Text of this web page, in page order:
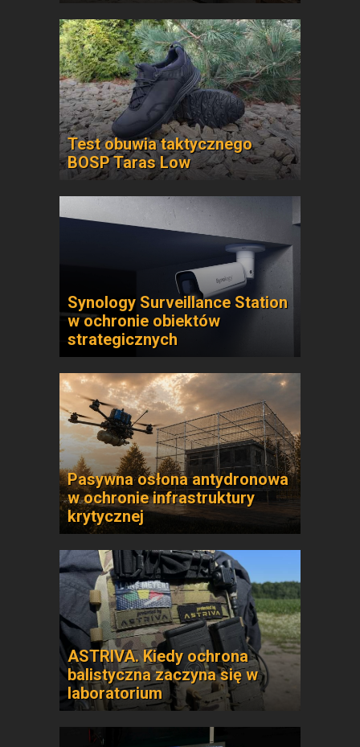
Test obuwia taktycznego
BOSP Taras Low
Synology Surveillance Station
w ochronie obiektów
strategicznych
Pasywna osłona antydronowa
w ochronie infrastruktury
krytycznej
ASTRIVA. Kiedy ochrona
balistyczna zaczyna się w
laboratorium